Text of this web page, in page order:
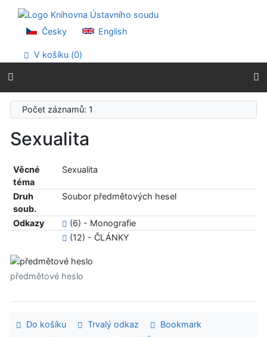
Přejít na menu
Prohlášení o webové přístupnosti
Česky English
V košíku (0)
Počet záznamů: 1
Sexualita
Věcné
téma
Sexualita
Druh
soub.
Soubor předmětových hesel
Odkazy
(6) - Monografie
(12) - ČLÁNKY
předmětové heslo
Do košíku Trvalý odkaz
Bookmark